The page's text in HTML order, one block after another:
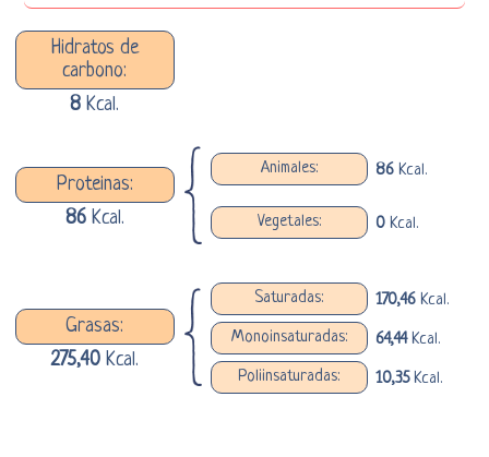
Hidratos de
carbono:
8 Kcal.
Proteinas:
86Kcal.
Animales: 86Kcal.
Vegetales: 0Kcal.
Grasas:
275,40Kcal.
Saturadas: 170,46Kcal.
Monoinsaturadas:
64,44Kcal.
Poliinsaturadas:
10,35Kcal.